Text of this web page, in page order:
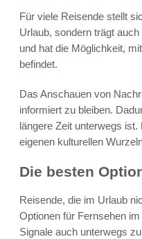
Für viele Reisende stellt
Urlaub, sondern trägt auch
und hat die Möglichkeit,
befindet.
Das Anschauen von
informiert zu bleiben.
längere Zeit unterwegs
eigenen kulturellen
Die besten
Reisende, die im Urlaub
Optionen für Fernsehen
Signale auch unterwegs